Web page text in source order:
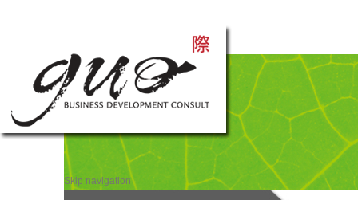
Skip navigation